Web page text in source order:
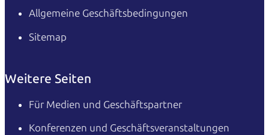
Allgemeine Geschäftsbedingungen
Sitemap
Weitere Seiten
Für Medien und Geschäftspartner
Konferenzen und Geschäftsveranstaltungen